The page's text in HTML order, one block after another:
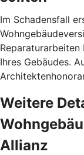
Im Schadensfall
Ihres Gebäudes.
Weitere
Allianz